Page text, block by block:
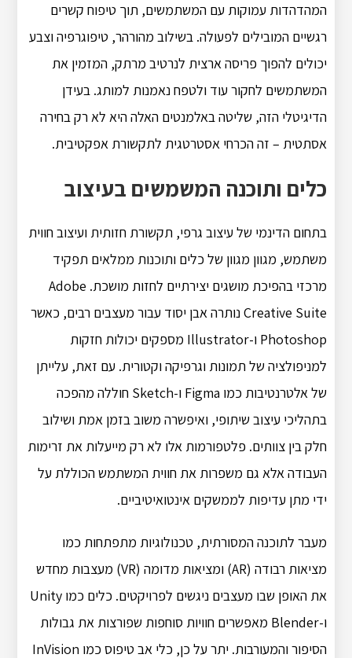
המהדהדות עמוקות עם המשתמשים, תוך טיפוח קשרים
רגשיים המובילים לפעולה. בשילוב מהורהר, טיפוגרפיה וצבע
יכולים להפוך פריסה ארצית לנרטיב מרתק, המזמין את
המשתמשים לחקור עוד ולטפח נאמנות למותג. בעידן
הדיגיטלי הזה, שליטה באלמנטים האלה היא לא רק בחירה
אסתטית – זה הכרחי אסטרטגית לתקשורת אפקטיבית.
כלים ותוכנה המשמשים בעיצוב
בתחום הדינמי של עיצוב גרפי, תקשורת חזותית ועיצוב חווית
משתמש, מגוון מגוון של כלים ותוכנות ממלאים תפקיד
מרכזי בהפיכת מושגים יצירתיים לחזות מושכת. Adobe
Creative Suite נותרה אבן יסוד עבור מעצבים רבים, כאשר
Photoshop ו-Illustrator מספקים יכולות חזקות
למניפולציה של תמונות וגרפיקה וקטורית. עם זאת, עלייתן
של אלטרנטיבות כמו Figma ו-Sketch חוללה מהפכה
בתהליכי עיצוב שיתופי, ואיפשרה משוב בזמן אמת ושילוב
חלק בין צוותים. פלטפורמות אלו לא רק מייעלות את זרימות
העבודה אלא גם משפרות את חווית המשתמש הכוללת על
ידי מתן עדיפות לממשקים אינטואיטיביים.
מעבר לתוכנה המסורתית, טכנולוגיות מתפתחות כמו
מציאות רבודה (AR) ומציאות מדומה (VR) מעצבות מחדש
את האופן שבו מעצבים ניגשים לפרויקטים. כלים כמו Unity
ו-Blender מאפשרים חוויות סוחפות שפורצות את גבולות
הסיפור והמעורבות. יתר על כן, כלי אב טיפוס כמו InVision